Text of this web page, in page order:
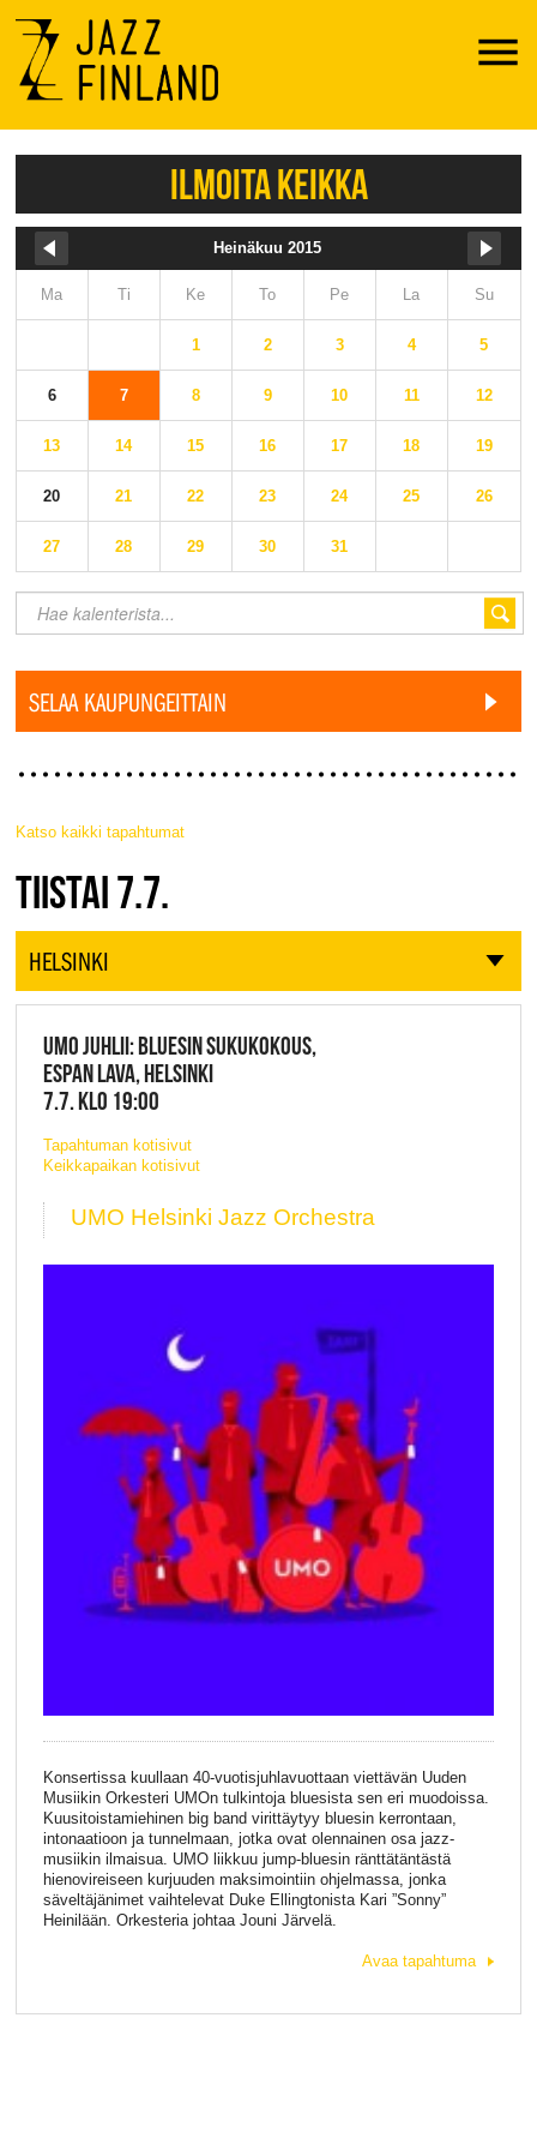
Menu
ILMOITA KEIKKA
Heinäkuu 2015
Ma Ti Ke To Pe La Su
1 2 3 4 5
6 7 8 9 10 11 12
13 14 15 16 17 18 19
20 21 22 23 24 25 26
27 28 29 30 31
SELAA KAUPUNGEITTAIN
Katso kaikki tapahtumat
JAZZ FINLAND LIVE
TIISTAI 7.7.
HELSINKI
UMO JUHLII: BLUESIN SUKUKOKOUS,
ESPAN LAVA, HELSINKI
7.7. KLO 19:00
Tapahtuman kotisivut
Keikkapaikan kotisivut
UMO Helsinki Jazz Orchestra
Konsertissa kuullaan 40-vuotisjuhlavuottaan viettävän Uuden
Musiikin Orkesteri UMOn tulkintoja bluesista sen eri muodoissa.
Kuusitoistamiehinen big band virittäytyy bluesin kerrontaan,
intonaatioon ja tunnelmaan, jotka ovat olennainen osa jazz-
musiikin ilmaisua. UMO liikkuu jump-bluesin ränttätäntästä
hienovireiseen kurjuuden maksimointiin ohjelmassa, jonka
säveltäjänimet vaihtelevat Duke Ellingtonista Kari ”Sonny”
Heinilään. Orkesteria johtaa Jouni Järvelä.
Avaa tapahtuma